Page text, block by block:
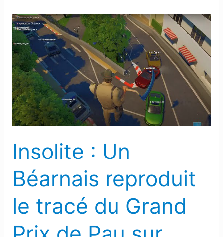
Insolite : Un
Béarnais reproduit
le tracé du Grand
Insolite
Un
Béarnais
reproduit
le
tracé
du
Prix
Pau
Fortnite